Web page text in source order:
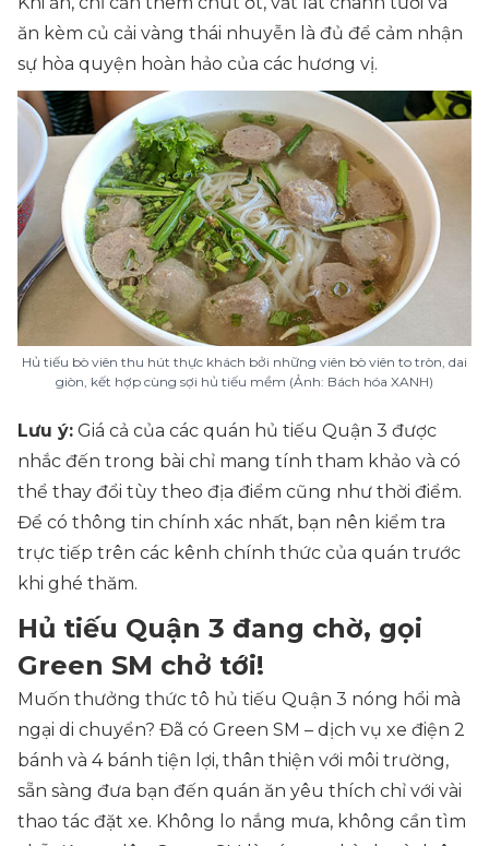
ăn kèm củ cải vàng thái nhuyễn là đủ để cảm nhận
sự hòa quyện hoàn hảo của các hương vị.
Hủ tiếu bò viên thu hút thực khách bởi những viên bò viên to tròn, dai
giòn, kết hợp cùng sợi hủ tiếu mềm (Ảnh: Bách hóa XANH)
Lưu ý: Giá cả của các quán hủ tiếu Quận 3 được
nhắc đến trong bài chỉ mang tính tham khảo và có
thể thay đổi tùy theo địa điểm cũng như thời điểm.
Để có thông tin chính xác nhất, bạn nên kiểm tra
trực tiếp trên các kênh chính thức của quán trước
khi ghé thăm.
Hủ tiếu Quận 3 đang chờ, gọi
Green SM chở tới!
Muốn thưởng thức tô hủ tiếu Quận 3 nóng hổi mà
ngại di chuyển? Đã có Green SM – dịch vụ xe điện 2
bánh và 4 bánh tiện lợi, thân thiện với môi trường,
sẵn sàng đưa bạn đến quán ăn yêu thích chỉ với vài
thao tác đặt xe. Không lo nắng mưa, không cần tìm